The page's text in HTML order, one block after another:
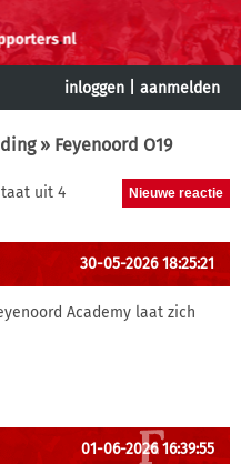
inloggen aanmelden
» Feyenoord O19
uit 4
30-05-2026 18:25:21
Academy laat zich
01-06-2026 16:39:55